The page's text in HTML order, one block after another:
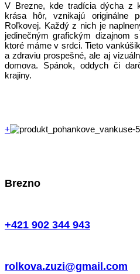
V Brezne, kde tradícia dýcha z
krása hôr, vznikajú originálne
Roľkovej. Každý z nich je
jedinečným grafickým dizajnom
ktoré máme v srdci. Tieto
a zdraviu prospešné, ale aj
domova. Spánok, oddych či
krajiny.
+
Brezno
+421 902 344 943
rolkova.zuzi@gmail.com